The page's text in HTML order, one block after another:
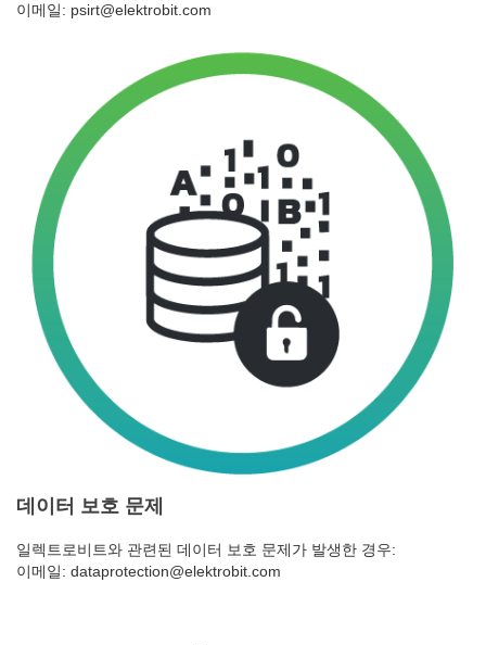
이메일: psirt@elektrobit.com
데이터 보호 문제
일렉트로비트와 관련된 데이터 보호 문제가 발생한 경우:
이메일: dataprotection@elektrobit.com